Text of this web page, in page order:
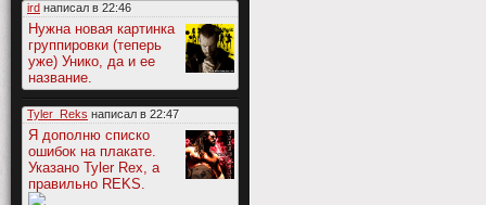
ird написал в 22:46
Нужна новая картинка
группировки (теперь
уже) Унико, да и ее
название.
Tyler_Reks написал в 22:47
Я дополню списко
ошибок на плакате.
Указано Tyler Rex, а
правильно REKS.